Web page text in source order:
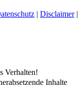
| Disclaimer|
Verhalten!
Inhalte